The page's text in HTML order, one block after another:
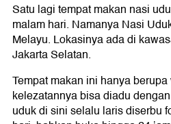
Satu lagi tempat makan nasi
malam hari. Namanya Nasi
Melayu. Lokasinya ada di
Jakarta Selatan.
Tempat makan ini hanya
kelezatannya bisa diadu
uduk di sini selalu laris diserbu